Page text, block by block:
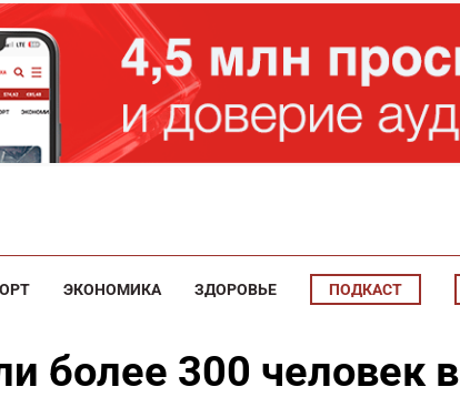
ЭКОНОМИКА ЗДОРОВЬЕ ПОДКАСТ
более 300 человек в